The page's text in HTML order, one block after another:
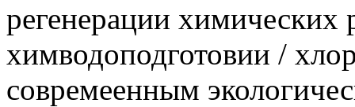
регенерации химических
химводоподготовии /
совремеенным